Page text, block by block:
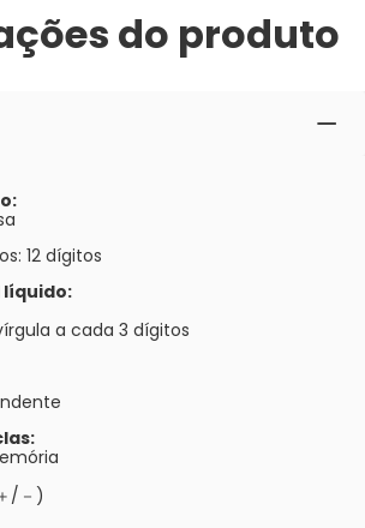
do produto
12 dígitos
líquido:
a cada 3 dígitos
/－)